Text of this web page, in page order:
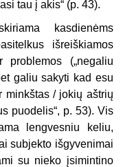
tau į akis“ (p. 43).
kasdienėms
išreiškiamos
(„negaliu
galiu sakyti kad esu
minkštas / jokių aštrių
puodelis“, p. 53). Vis
lengvesniu keliu,
subjekto išgyvenimai
su nieko įsimintino